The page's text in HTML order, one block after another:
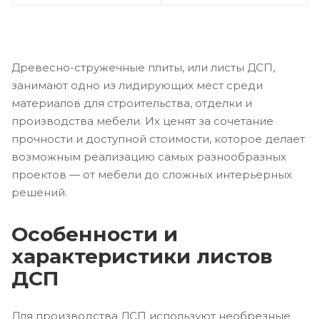
Древесно-стружечные плиты, или листы ДСП,
занимают одно из лидирующих мест среди
материалов для строительства, отделки и
производства мебели. Их ценят за сочетание
прочности и доступной стоимости, которое делает
возможным реализацию самых разнообразных
проектов — от мебели до сложных интерьерных
решений.
Особенности и
характеристики листов
ДСП
Для производства ДСП используют необрезные